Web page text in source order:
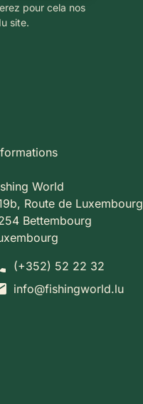
pour cela nos
site.
World
Route de Luxembourg
Bettembourg
(+352) 52 22 32
info@fishingworld.lu